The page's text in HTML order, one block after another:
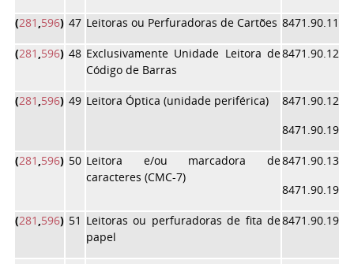
(281 ,596) 47 Leitoras ou Perfuradoras de Cartões 8471.90.11
(281 ,596) 48 Exclusivamente Unidade Leitora de
Código de Barras
8471.90.12
(281 ,596) 49 Leitora Óptica (unidade periférica)
8471.90.12
8471.90.19
(281 ,596) 50 Leitora e/ou marcadora de
caracteres (CMC-7)
8471.90.13
8471.90.19
(281 ,596) 51 Leitoras ou perfuradoras de fita de
papel
8471.90.19